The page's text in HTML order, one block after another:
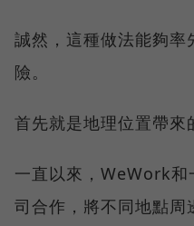
誠然，這種做法能夠率
險。
首先就是地理位置帶來
一直以來，WeWork
司合作，將不同地點周